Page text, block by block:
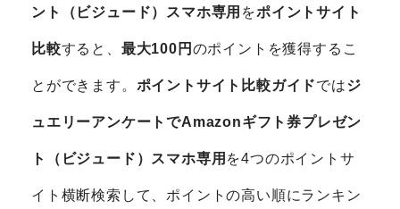
ント（ビジュード）スマホ専用 をポイントサイト
比較すると、 最大100円 のポイントを獲得するこ
とができます。 ポイントサイト比較ガイドではジ
ュエリーアンケートでAmazonギフト券プレゼン
ト（ビジュード）スマホ専用 を4つのポイントサ
イト横断検索して、ポイントの高い順にランキン